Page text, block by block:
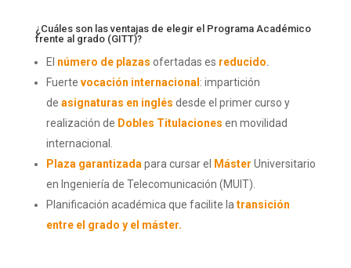
¿Cuáles son las ventajas de elegir el Programa Académico
frente al grado (GITT)?
El número de plazas ofertadas es reducido.
Fuerte vocación internacional : impartición
de asignaturas en inglés desde el primer curso y
realización de Dobles Titulaciones en movilidad
internacional.
Plaza garantizada para cursar el Máster Universitario
en Ingeniería de Telecomunicación (MUIT).
Planificación académica que facilite la transición
entre el grado y el máster.